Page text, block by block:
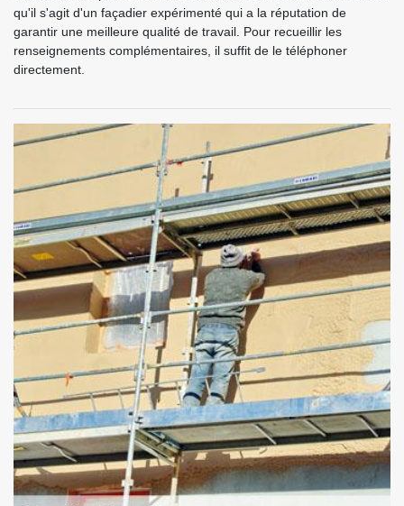
qu'il s'agit d'un façadier expérimenté qui a la réputation de
garantir une meilleure qualité de travail. Pour recueillir les
renseignements complémentaires, il suffit de le téléphoner
directement.